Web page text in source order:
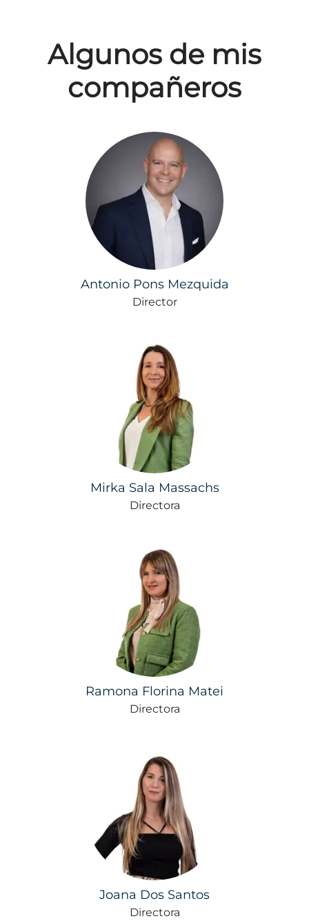
Algunos de mis
compañeros
Antonio Pons Mezquida
Director
Mirka Sala Massachs
Directora
Ramona Florina Matei
Directora
Joana Dos Santos
Directora